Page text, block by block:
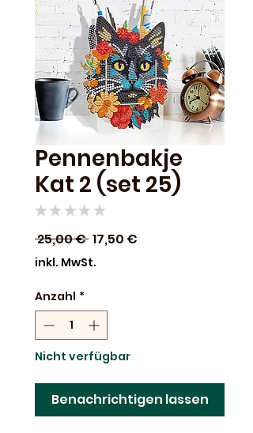
Pennenbakje
Kat 2 (set 25)
★ ★ ★ ★ ★
25,00 € Standardpreis
17,50 €
inkl. MwSt.
Anzahl *
Nicht verfügbar
Benachrichtigen lassen